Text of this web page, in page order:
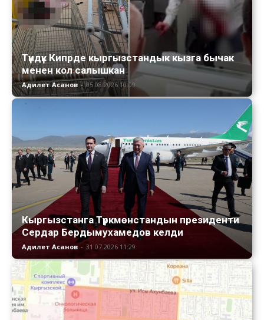
Түндүк Кипрде кыргызстандык кызга бычак
менен кол салышкан
Адилет Асанов - 05.08.2026 10:09
Кыргызстанга Түркмөнстандын президенти
Сердар Бердымухамедов келди
Адилет Асанов - 31.07.2026 11:29